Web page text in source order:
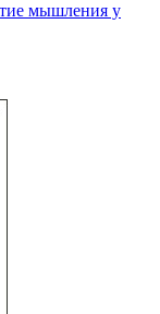
мышления у